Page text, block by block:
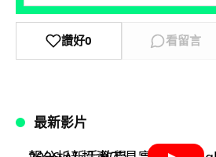
讚好0 看留言
最新影片